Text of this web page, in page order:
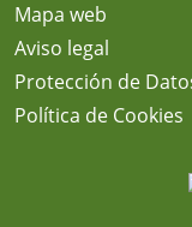
Mapa web
Aviso legal
Protección de
Política de Cookies